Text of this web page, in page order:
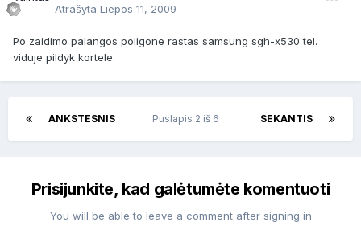
Atrašyta Liepos 11, 2009
Po zaidimo palangos poligone rastas samsung sgh-x530 tel.
viduje pildyk kortele.
ANKSTESNIS SEKANTIS
Puslapis 2 iš 6
Prisijunkite, kad galėtumėte komentuoti
You will be able to leave a comment after signing in